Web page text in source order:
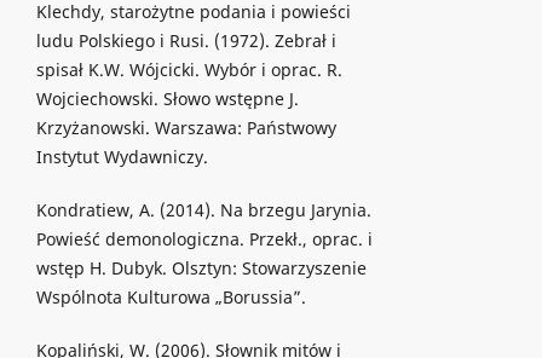
Klechdy, starożytne podania i powieści
ludu Polskiego i Rusi. (1972). Zebrał i
spisał K.W. Wójcicki. Wybór i oprac. R.
Wojciechowski. Słowo wstępne J.
Krzyżanowski. Warszawa: Państwowy
Instytut Wydawniczy.
Kondratiew, A. (2014). Na brzegu Jarynia.
Powieść demonologiczna. Przekł., oprac. i
wstęp H. Dubyk. Olsztyn: Stowarzyszenie
Wspólnota Kulturowa „Borussia”.
Kopaliński, W. (2006). Słownik mitów i